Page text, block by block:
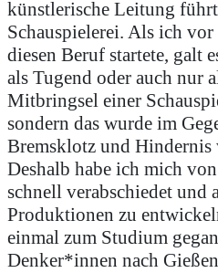
künstlerische Leitung
Schauspielerei. Als ich
diesen Beruf startete, galt
als Tugend oder auch nur
Mitbringsel einer
sondern das wurde im
Bremsklotz und Hindernis
Deshalb habe ich mich
schnell verabschiedet und
Produktionen zu
einmal zum Studium
Denker*innen nach